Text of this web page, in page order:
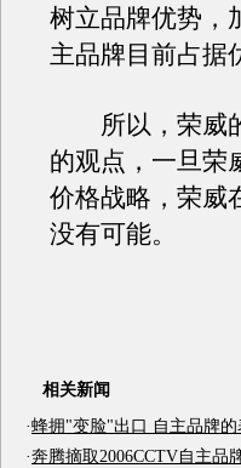
树立品牌优势，
主品牌目前占据
所以，荣威的
的观点，一旦荣
价格战略，荣威
没有可能。
相关新闻
·蜂拥"变脸"出口 自主品牌
·奔腾摘取2006CCTV自主品